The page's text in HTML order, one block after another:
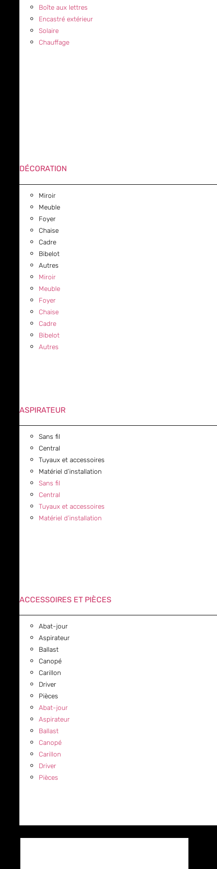
Boîte aux lettres
Encastré extérieur
Solaire
Chauffage
DÉCORATION
Miroir
Meuble
Foyer
Chaise
Cadre
Bibelot
Autres
Miroir
Meuble
Foyer
Chaise
Cadre
Bibelot
Autres
ASPIRATEUR
Sans fil
Central
Tuyaux et accessoires
Matériel d’installation
Sans fil
Central
Tuyaux et accessoires
Matériel d’installation
ACCESSOIRES ET PIÈCES
Abat-jour
Aspirateur
Ballast
Canopé
Carillon
Driver
Pièces
Abat-jour
Aspirateur
Ballast
Canopé
Carillon
Driver
Pièces